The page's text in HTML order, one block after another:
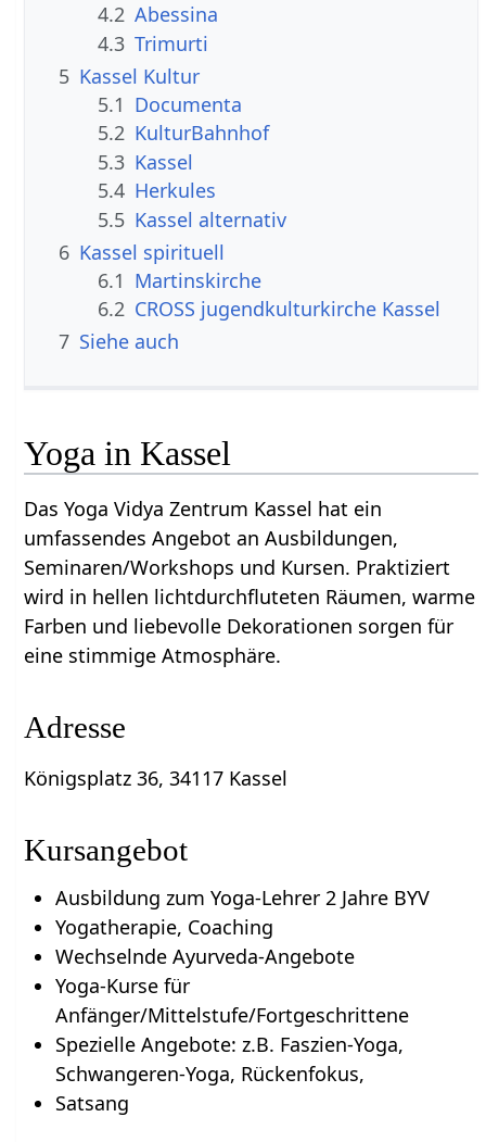
4.2 Abessina
4.3 Trimurti
5 Kassel Kultur
5.1 Documenta
5.2 KulturBahnhof
5.3 Kassel
5.4 Herkules
5.5 Kassel alternativ
6 Kassel spirituell
6.1 Martinskirche
6.2 CROSS jugendkulturkirche Kassel
7 Siehe auch
Yoga in Kassel
Das Yoga Vidya Zentrum Kassel hat ein
umfassendes Angebot an Ausbildungen,
Seminaren/Workshops und Kursen. Praktiziert
wird in hellen lichtdurchfluteten Räumen, warme
Farben und liebevolle Dekorationen sorgen für
eine stimmige Atmosphäre.
Adresse
Königsplatz 36, 34117 Kassel
Kursangebot
Ausbildung zum Yoga-Lehrer 2 Jahre BYV
Yogatherapie, Coaching
Wechselnde Ayurveda-Angebote
Yoga-Kurse für
Anfänger/Mittelstufe/Fortgeschrittene
Spezielle Angebote: z.B. Faszien-Yoga,
Schwangeren-Yoga, Rückenfokus,
Satsang